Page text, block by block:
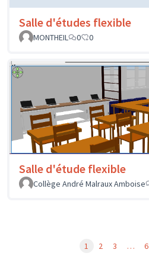
Salle d'études flexible
MONTHEIL
0 0
Salle d'étude flexible
Collège André Malraux Amboise
1 2 3 … 6